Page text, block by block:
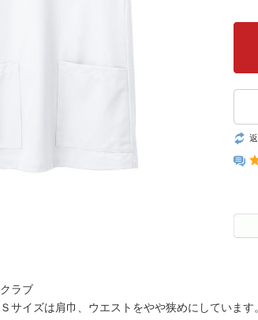
ラブ
サイズは肩巾、ウエストをやや狭めにしています。